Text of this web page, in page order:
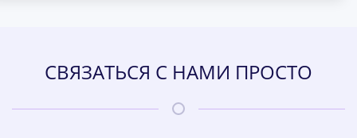
СВЯЗАТЬСЯ С НАМИ ПРОСТО